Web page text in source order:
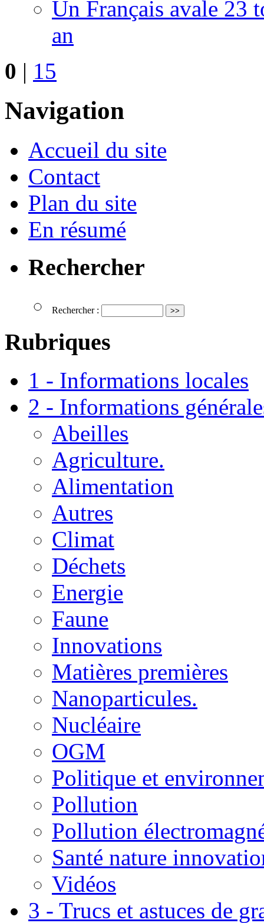
Un Français avale 23
an
0 | 15
Navigation
Accueil du site
Contact
Plan du site
En résumé
Rechercher
Rechercher :
Rubriques
1 - Informations locales
2 - Informations
Abeilles
Agriculture.
Alimentation
Autres
Climat
Déchets
Energie
Faune
Innovations
Matières premières
Nanoparticules.
Nucléaire
OGM
Politique et
Pollution
Pollution
Santé nature
Vidéos
3 - Trucs et astuces de